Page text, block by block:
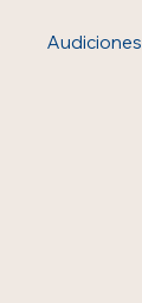
Audiciones